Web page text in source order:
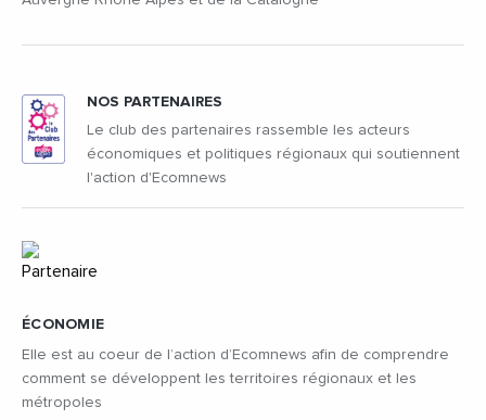
ÉCONOMIE
Elle est au coeur de l’action d’Ecomnews afin de comprendre
comment se développent les territoires régionaux et les
métropoles
NOS PARTENAIRES
Le club des partenaires rassemble les acteurs
économiques et politiques régionaux qui soutiennent
l'action d'Ecomnews